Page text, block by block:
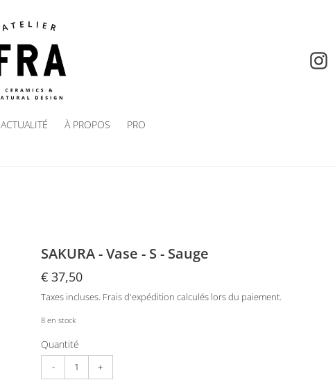
ACTUALITÉ À PROPOS PRO
SAKURA - Vase - S - Sauge
Prix
normal
€ 37,50
Taxes incluses. Frais d'expédition calculés lors du paiement.
8 en stock
Quantité